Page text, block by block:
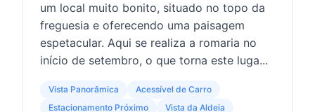
um local muito bonito, situado no topo da
freguesia e oferecendo uma paisagem
espetacular. Aqui se realiza a romaria no
início de setembro, o que torna este luga...
Vista Panorâmica
Acessível de Carro
Estacionamento Próximo
Vista da Aldeia